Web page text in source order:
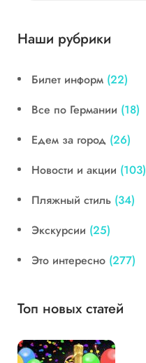
Наши рубрики
Билет информ (22)
Все по Германии (18)
Едем за город (26)
Новости и акции (103)
Пляжный стиль (34)
Экскурсии (25)
Это интересно (277)
Топ новых статей